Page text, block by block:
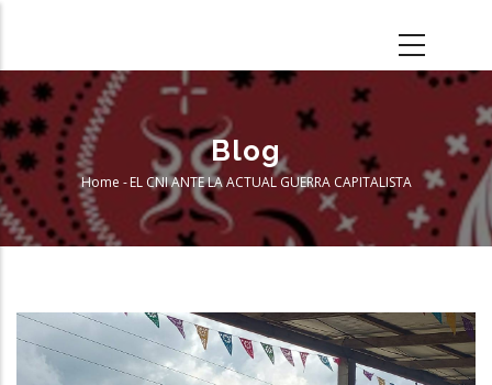
main
content
Blog
Breadcrumb
Home - EL CNI ANTE LA ACTUAL GUERRA CAPITALISTA